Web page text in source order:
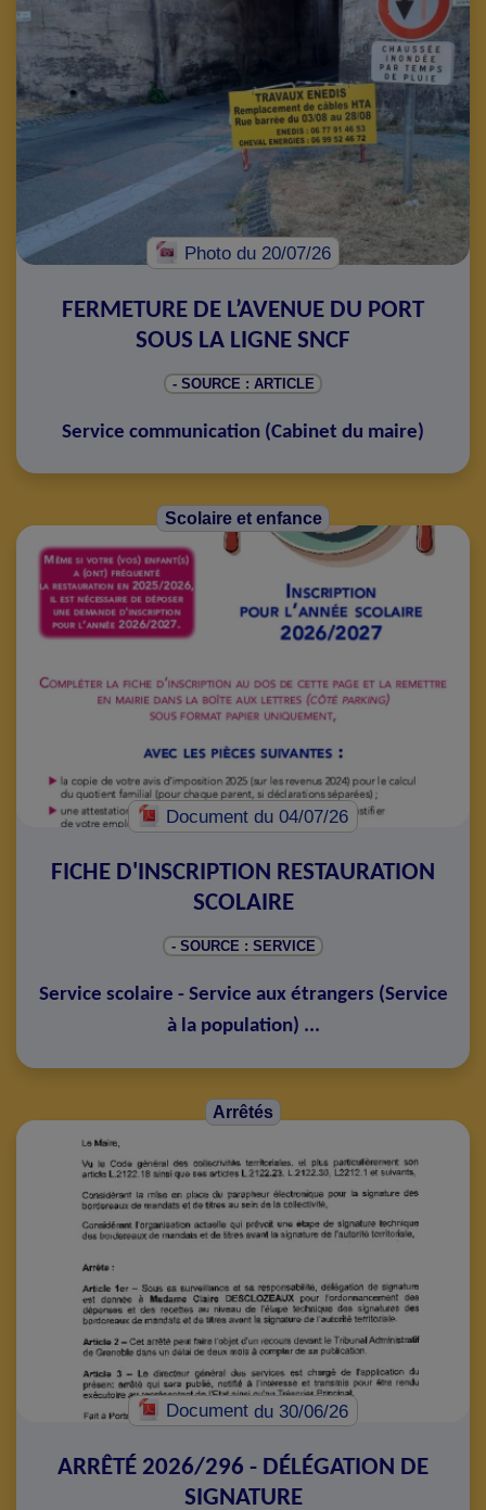
Photo du 20/07/26
FERMETURE DE L’AVENUE DU PORT
SOUS LA LIGNE SNCF
- SOURCE : ARTICLE
Service communication (Cabinet du maire)
Scolaire et enfance
Documentdu 04/07/26
FICHE D'INSCRIPTION RESTAURATION
SCOLAIRE
- SOURCE : SERVICE
Service scolaire - Service aux étrangers (Service
à la population) ...
Arrêtés
Documentdu 30/06/26
ARRÊTÉ 2026/296 - DÉLÉGATION DE
SIGNATURE